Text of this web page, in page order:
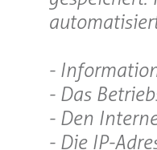
-
- Das
- Den
- Die IP-